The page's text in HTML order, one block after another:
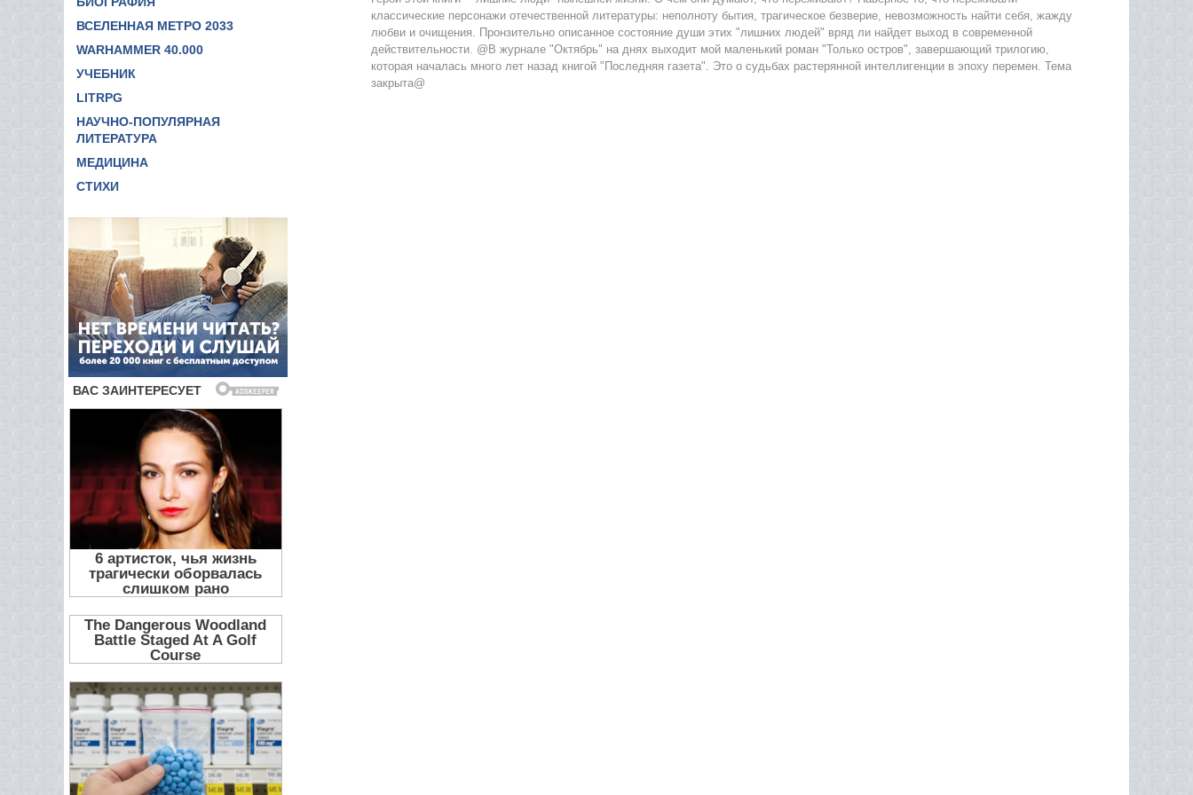
ВСЕЛЕННАЯ МЕТРО 2033
WARHAMMER 40.000
УЧЕБНИК
LITRPG
НАУЧНО-ПОПУЛЯРНАЯ
ЛИТЕРАТУРА
МЕДИЦИНА
СТИХИ
классические персонажи отечественной литературы: неполноту бытия, трагическое безверие, невозможность найти себя, жажду
любви и очищения. Пронзительно описанное состояние души этих "лишних людей" вряд ли найдет выход в современной
действительности. @В журнале "Октябрь" на днях выходит мой маленький роман "Только остров", завершающий трилогию,
которая началась много лет назад книгой "Последняя газета". Это о судьбах растерянной интеллигенции в эпоху перемен. Тема
закрыта@